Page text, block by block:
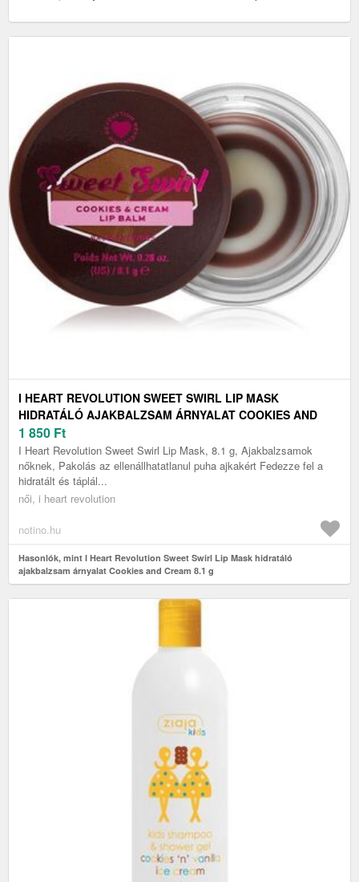
I HEART REVOLUTION SWEET SWIRL LIP MASK
HIDRATÁLÓ AJAKBALZSAM ÁRNYALAT COOKIES AND
CREAM 8.1 G
1 850 Ft
I Heart Revolution Sweet Swirl Lip Mask, 8.1 g, Ajakbalzsamok
nőknek, Pakolás az ellenállhatatlanul puha ajkakért Fedezze fel a
hidratált és táplál...
női, i heart revolution
notino.hu
Hasonlók, mint I Heart Revolution Sweet Swirl Lip Mask hidratáló
ajakbalzsam árnyalat Cookies and Cream 8.1 g